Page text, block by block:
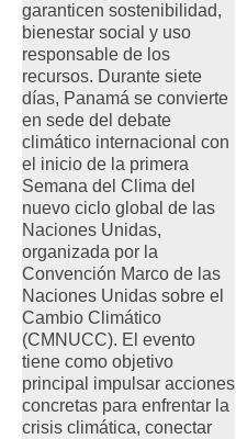
garanticen sostenibilidad,
bienestar social y uso
responsable de los
recursos. Durante siete
días, Panamá se convierte
en sede del debate
climático internacional con
el inicio de la primera
Semana del Clima del
nuevo ciclo global de las
Naciones Unidas,
organizada por la
Convención Marco de las
Naciones Unidas sobre el
Cambio Climático
(CMNUCC). El evento
tiene como objetivo
principal impulsar acciones
concretas para enfrentar la
crisis climática, conectar